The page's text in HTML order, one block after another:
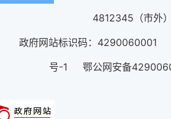
4812345（市外）
政府网站标识码：4290060001
号-1 鄂公网安备